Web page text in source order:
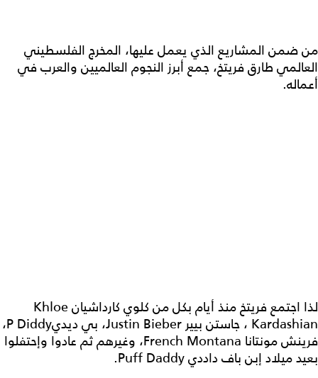
من ضمن المشاريع الذي يعمل عليها، المخرج الفلسطيني
العالمي طارق فريتخ، جمع أبرز النجوم العالميين والعرب في
أعماله.
لذا اجتمع فريتخ منذ أيام بكل من كلوي كارداشيانKhloe
Kardashian ، جاستن بيير Justin Bieber، بي ديديP Diddy،
فرينش مونتانا French Montana، وغيرهم ثم عادوا وإحتفلوا
بعيد ميلاد إبن باف دادديPuff Daddy
.